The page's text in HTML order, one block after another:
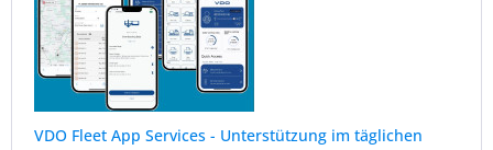
VDO Fleet App Services - Unterstützung im täglichen